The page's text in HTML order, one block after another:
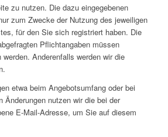
zu nutzen. Die dazu eingegebenen
zum Zwecke der Nutzung des jeweiligen
für den Sie sich registriert haben. Die
Pflichtangaben müssen
Anderenfalls werden wir die
etwa beim Angebotsumfang oder bei
Änderungen nutzen wir die bei der
E-Mail-Adresse, um Sie auf diesem